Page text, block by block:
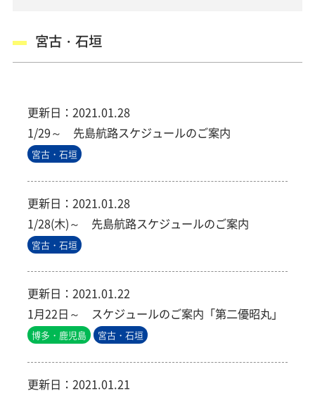
宮古・石垣
更新日： 2021.01.28
1/29～ 先島航路スケジュールのご案内
宮古・石垣
更新日： 2021.01.28
1/28(木)～ 先島航路スケジュールのご案内
宮古・石垣
更新日： 2021.01.22
1月22日～ スケジュールのご案内「第二優昭丸」
博多・鹿児島 宮古・石垣
更新日： 2021.01.21